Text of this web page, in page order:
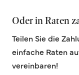
Oder in Raten
Teilen Sie die
einfache Raten
vereinbaren!